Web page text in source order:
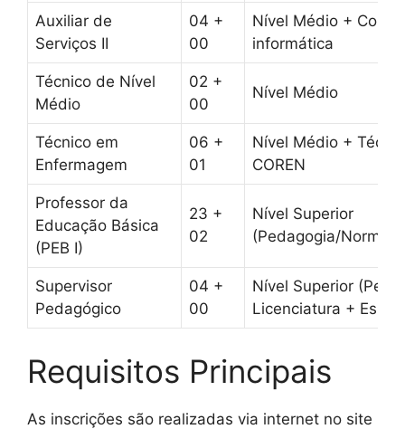
Auxiliar de
Serviços II
04 +
00
Nível Médio +
informática
Técnico de Nível
Médio
02 +
00
Nível Médio
Técnico em
Enfermagem
06 +
01
Nível Médio +
COREN
Professor da
Educação Básica
(PEB I)
23 +
02
Nível Superior
(Pedagogia/Normal/
Supervisor
Pedagógico
04 +
00
Nível Superior
Licenciatura + Esp.)
Requisitos Principais
As inscrições são realizadas via internet no site